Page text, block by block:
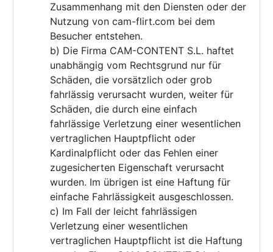
Zusammenhang mit den Diensten oder der
Nutzung von cam-flirt.com bei dem
Besucher entstehen.
b) Die Firma CAM-CONTENT S.L. haftet
unabhängig vom Rechtsgrund nur für
Schäden, die vorsätzlich oder grob
fahrlässig verursacht wurden, weiter für
Schäden, die durch eine einfach
fahrlässige Verletzung einer wesentlichen
vertraglichen Hauptpflicht oder
Kardinalpflicht oder das Fehlen einer
zugesicherten Eigenschaft verursacht
wurden. Im übrigen ist eine Haftung für
einfache Fahrlässigkeit ausgeschlossen.
c) Im Fall der leicht fahrlässigen
Verletzung einer wesentlichen
vertraglichen Hauptpflicht ist die Haftung